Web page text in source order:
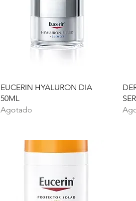
Vista rápida
EUCERIN HYALURON DIA
50ML
Agotado